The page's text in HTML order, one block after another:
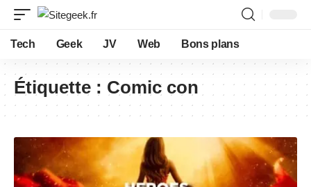
Tech Geek JV Web Bons plans
Étiquette : Comic con